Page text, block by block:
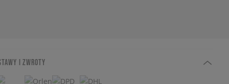
I ZWROTY